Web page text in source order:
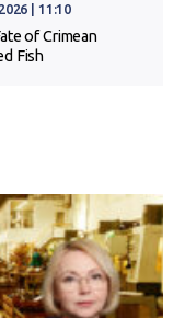
| 11:10
of Crimean
Fish